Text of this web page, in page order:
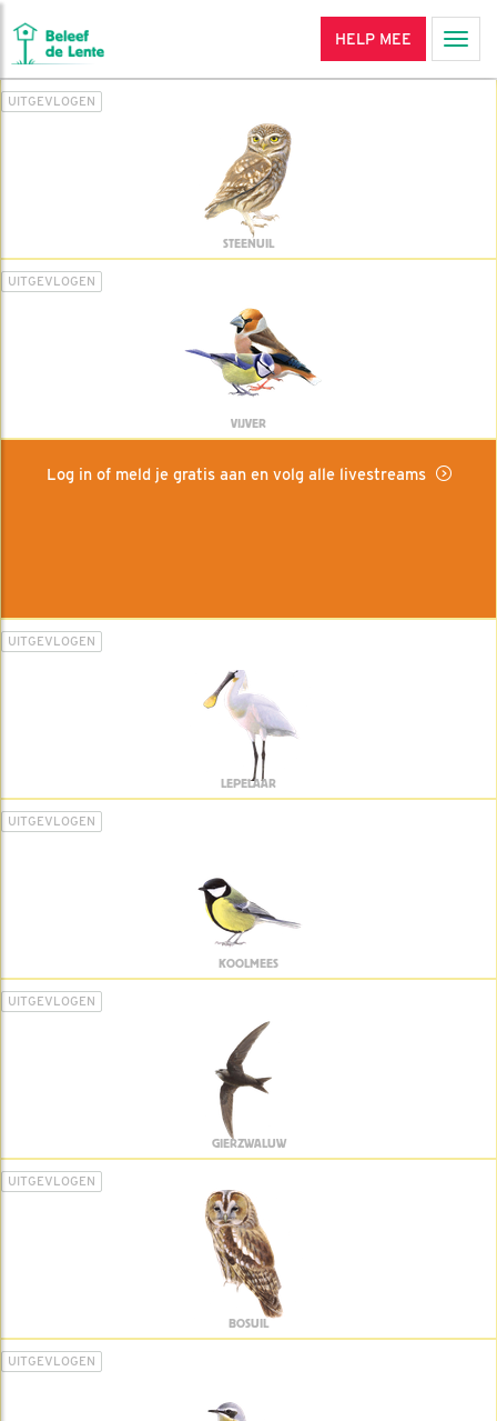
HELP MEE
UITGEVLOGEN
STEENUIL
UITGEVLOGEN
VIJVER
Log in of meld je gratis aan en volg alle livestreams
UITGEVLOGEN
LEPELAAR
UITGEVLOGEN
KOOLMEES
UITGEVLOGEN
GIERZWALUW
UITGEVLOGEN
BOSUIL
UITGEVLOGEN